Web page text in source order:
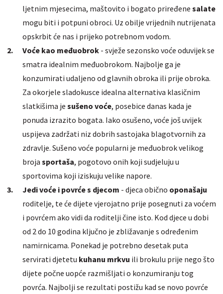
ljetnim mjesecima, maštovito i bogato priređene salate
mogu biti i potpuni obroci. Uz obilje vrijednih nutrijenata
opskrbit će nas i prijeko potrebnom vodom.
Voće kao međuobrok - svježe sezonsko voće oduvijek se
smatra idealnim međuobrokom. Najbolje ga je
konzumirati udaljeno od glavnih obroka ili prije obroka.
Za okorjele sladokusce idealna alternativa klasičnim
slatkišima je sušeno voće, posebice danas kada je
ponuda izrazito bogata. Iako osušeno, voće još uvijek
uspijeva zadržati niz dobrih sastojaka blagotvornih za
zdravlje. Sušeno voće popularni je međuobrok velikog
broja sportaša, pogotovo onih koji sudjeluju u
sportovima koji iziskuju velike napore.
Jedi voće i povrće s djecom - djeca obično oponašaju
roditelje, te će dijete vjerojatno prije posegnuti za voćem
i povrćem ako vidi da roditelji čine isto. Kod djece u dobi
od 2 do 10 godina ključno je zbližavanje s određenim
namirnicama. Ponekad je potrebno desetak puta
servirati djetetu kuhanu mrkvu ili brokulu prije nego što
dijete počne uopće razmišljati o konzumiranju tog
povrća. Najbolji se rezultati postižu kad se novo povrće